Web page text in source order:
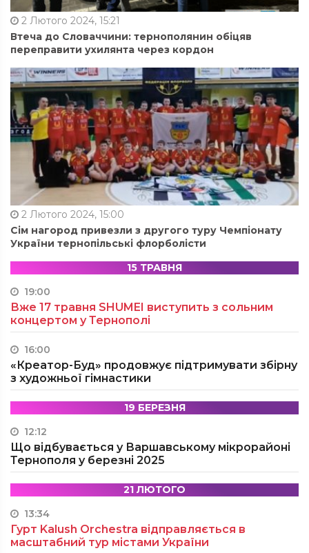
2 Лютого 2024, 15:21
Втеча до Словаччини: тернополянин обіцяв
переправити ухилянта через кордон
2 Лютого 2024, 15:00
Сім нагород привезли з другого туру Чемпіонату
України тернопільські флорболісти
15 ТРАВНЯ
19:00
Вже 17 травня SHUMEI виступить з сольним
концертом у Тернополі
16:00
«Креатор-Буд» продовжує підтримувати збірну
з художньої гімнастики
19 БЕРЕЗНЯ
12:12
Що відбувається у Варшавському мікрорайоні
Тернополя у березні 2025
21 ЛЮТОГО
13:34
Гурт Kalush Orchestra відправляється в
масштабний тур містами України